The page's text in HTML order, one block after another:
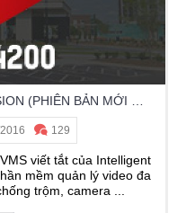
129
viết tắt của Intelligent
mềm quản lý video đa
trộm, camera ...